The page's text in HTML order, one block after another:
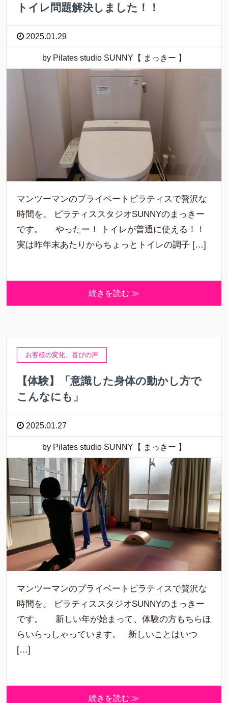
トイレ問題解決しました！！
2025.01.29
by Pilates studio SUNNY【 まっきー 】
マンツーマンのプライベートピラティスで贅沢な
時間を。 ピラティススタジオSUNNYのまっきー
です。 やったー！ トイレが普通に使える！！
実は昨年末あたりからちょっとトイレの調子 […]
続きを読む ≫
お客様の変化、喜びの声
【体験】「意識した身体の動かし方で
こんなにも」
2025.01.27
by Pilates studio SUNNY【 まっきー 】
マンツーマンのプライベートピラティスで贅沢な
時間を。 ピラティススタジオSUNNYのまっきー
です。 新しい年が始まって、体験の方もちらほ
らいらっしゃっています。 新しいことはいつ
[…]
続きを読む ≫